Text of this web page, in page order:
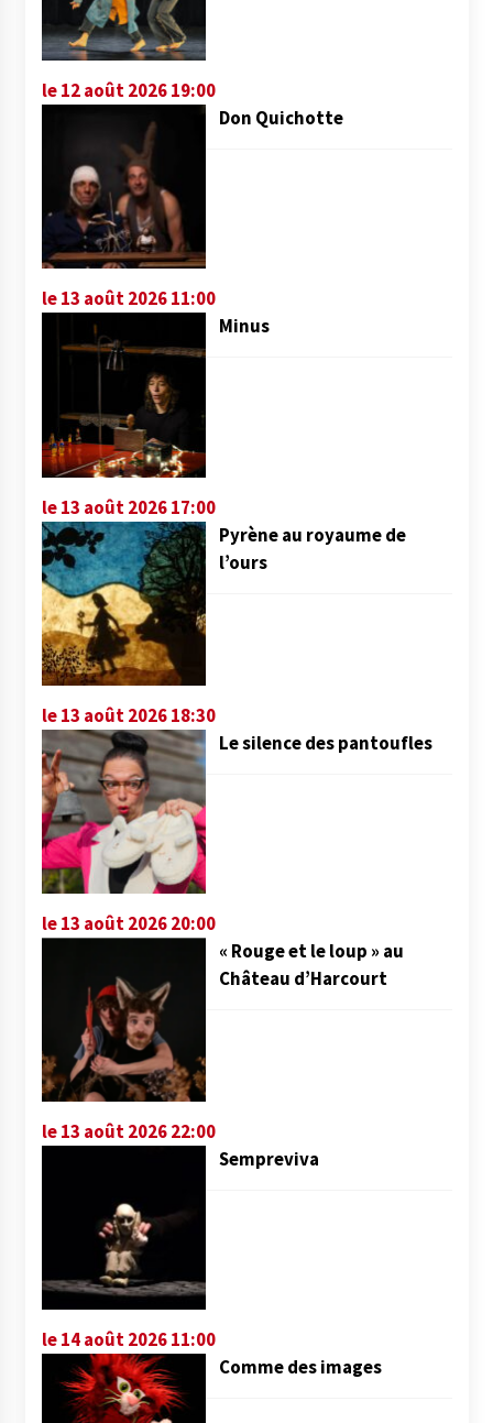
le 12 août 2026 19:00
Don Quichotte
le 13 août 2026 11:00
Minus
le 13 août 2026 17:00
Pyrène au royaume de
l’ours
le 13 août 2026 18:30
Le silence des pantoufles
le 13 août 2026 20:00
« Rouge et le loup » au
Château d’Harcourt
le 13 août 2026 22:00
Sempreviva
le 14 août 2026 11:00
Comme des images